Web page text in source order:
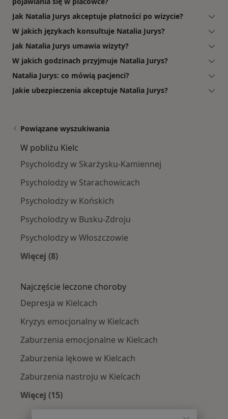
Jak Natalia Jurys akceptuje płatności po wizycie?
W jakich językach konsultuje Natalia Jurys?
Jak Natalia Jurys umawia wizyty?
W jakich godzinach przyjmuje Natalia Jurys?
Natalia Jurys: co mówią pacjenci?
Jakie ubezpieczenia akceptuje Natalia Jurys?
Powiązane wyszukiwania
W pobliżu Kielc
Psycholodzy w Skarżysku-Kamiennej
Psycholodzy w Starachowicach
Psycholodzy w Końskich
Psycholodzy w Busku-Zdroju
Psycholodzy w Włoszczowie
Więcej (8)
Najczęście leczone choroby
Depresja w Kielcach
Kryzys emocjonalny w Kielcach
Zaburzenia emocjonalne w Kielcach
Zaburzenia lękowe w Kielcach
Zaburzenia nastroju w Kielcach
Więcej (15)